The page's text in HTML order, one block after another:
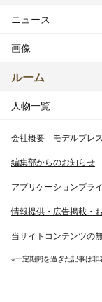
ニュース
画像
ルーム
人物一覧
会社概要 モデルプレ
編集部からのお知らせ
アプリケーションプラ
情報提供・広告掲載・
当サイトコンテンツの
※一定期間を過ぎた記事は